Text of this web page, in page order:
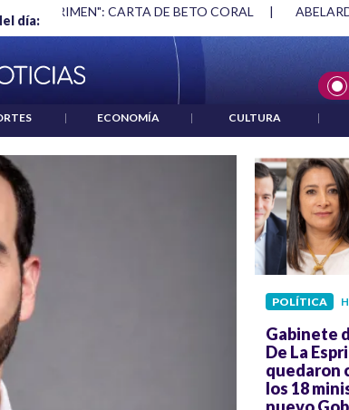
día:
ABELARDO DE LA ESPRIELLA Y DMG |
| ECONOMÍA | CULTURA |
POLÍTICA
Gabinete
De La
quedaron
los 18